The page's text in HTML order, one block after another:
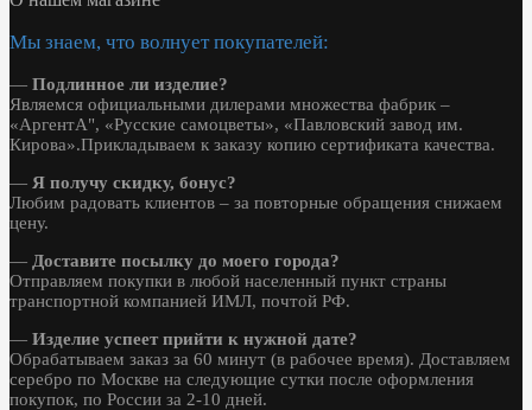
Мы знаем, что волнует покупателей:
— Подлинное ли изделие?
Являемся официальными дилерами множества фабрик –
«АргентА", «Русские самоцветы», «Павловский завод им.
Кирова».Прикладываем к заказу копию сертификата качества.
— Я получу скидку, бонус?
Любим радовать клиентов – за повторные обращения снижаем
цену.
— Доставите посылку до моего города?
Отправляем покупки в любой населенный пункт страны
транспортной компанией ИМЛ, почтой РФ.
— Изделие успеет прийти к нужной дате?
Обрабатываем заказ за 60 минут (в рабочее время). Доставляем
серебро по Москве на следующие сутки после оформления
покупок, по России за 2-10 дней.